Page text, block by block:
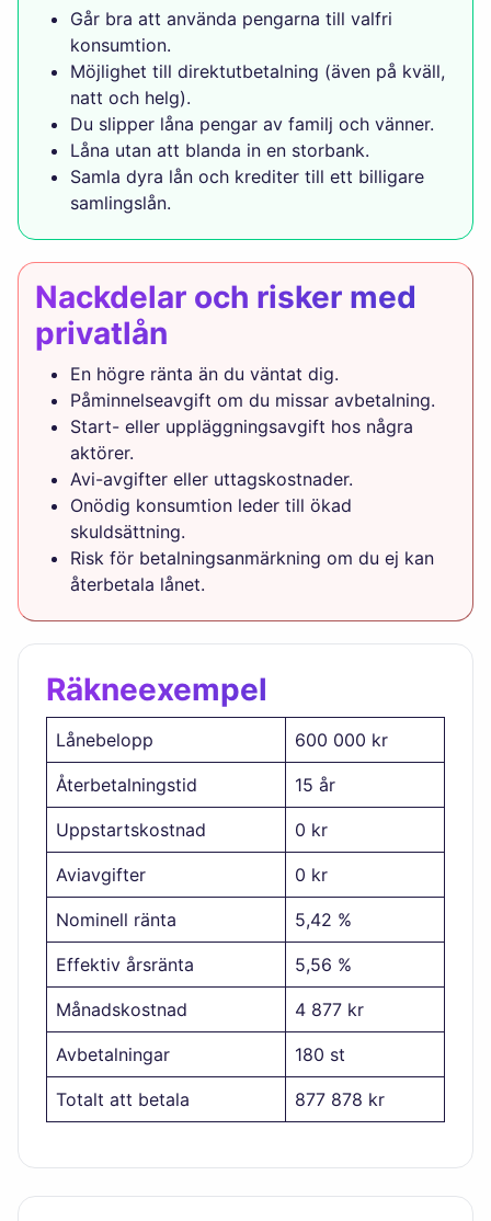
Går bra att använda pengarna till valfri
konsumtion.
Möjlighet till direktutbetalning (även på kväll,
natt och helg).
Du slipper låna pengar av familj och vänner.
Låna utan att blanda in en storbank.
Samla dyra lån och krediter till ett billigare
samlingslån.
Nackdelar och risker med
privatlån
En högre ränta än du väntat dig.
Påminnelseavgift om du missar avbetalning.
Start- eller uppläggningsavgift hos några
aktörer.
Avi-avgifter eller uttagskostnader.
Onödig konsumtion leder till ökad
skuldsättning.
Risk för betalningsanmärkning om du ej kan
återbetala lånet.
Räkneexempel
Lånebelopp 600 000 kr
Återbetalningstid 15 år
Uppstartskostnad 0 kr
Aviavgifter 0 kr
Nominell ränta 5,42 %
Effektiv årsränta 5,56 %
Månadskostnad 4 877 kr
Avbetalningar 180 st
Totalt att betala 877 878 kr